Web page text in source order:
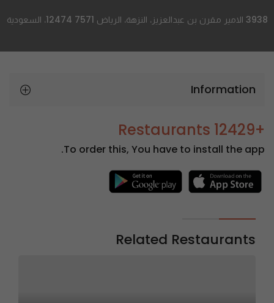
3938 الامير مقرن بن عبدالعزيز، النزهة، الرياض 12474 7571، السعودية
Information
+12429 Restaurants
To order this, You have to install the app.
Related Restaurants